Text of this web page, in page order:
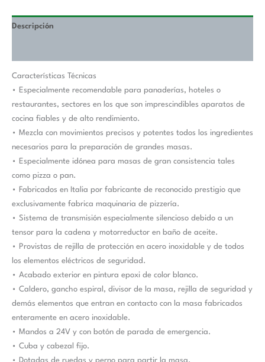
Descripción
Características Técnicas
• Especialmente recomendable para panaderías, hoteles o
restaurantes, sectores en los que son imprescindibles aparatos de
cocina fiables y de alto rendimiento.
• Mezcla con movimientos precisos y potentes todos los ingredientes
necesarios para la preparación de grandes masas.
• Especialmente idónea para masas de gran consistencia tales
como pizza o pan.
• Fabricados en Italia por fabricante de reconocido prestigio que
exclusivamente fabrica maquinaria de pizzería.
• Sistema de transmisión especialmente silencioso debido a un
tensor para la cadena y motorreductor en baño de aceite.
• Provistas de rejilla de protección en acero inoxidable y de todos
los elementos eléctricos de seguridad.
• Acabado exterior en pintura epoxi de color blanco.
• Caldero, gancho espiral, divisor de la masa, rejilla de seguridad y
demás elementos que entran en contacto con la masa fabricados
enteramente en acero inoxidable.
• Mandos a 24V y con botón de parada de emergencia.
• Cuba y cabezal fijo.